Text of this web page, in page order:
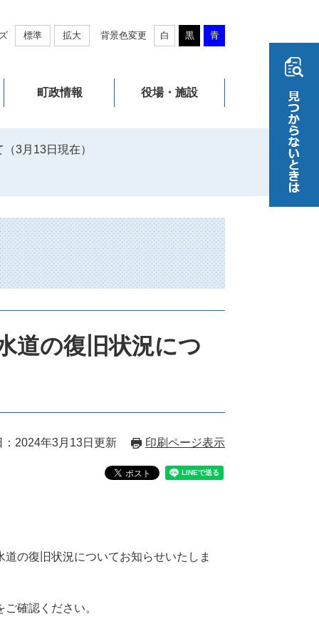
標準 拡大 背景色変更 白 黒 青
町政情報 役場・施設
3月13日現在）
道の復旧状況につ
：2024年3月13日更新 印刷ページ表示
の復旧状況についてお知らせいたしま
確認ください。